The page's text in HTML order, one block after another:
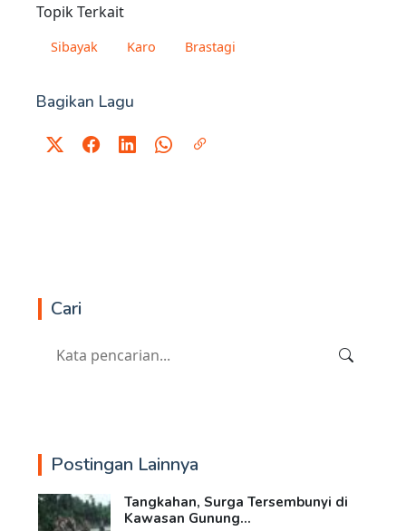
Topik Terkait
Sibayak Karo Brastagi
Bagikan Lagu
Cari
Postingan Lainnya
Tangkahan, Surga Tersembunyi di
Kawasan Gunung...